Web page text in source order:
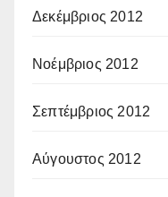
Δεκέμβριος 2012
Νοέμβριος 2012
Σεπτέμβριος 2012
Αύγουστος 2012